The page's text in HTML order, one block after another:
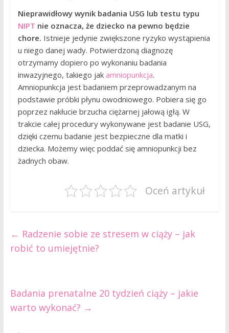
Nieprawidłowy wynik badania USG lub testu typu
NIPT nie oznacza, że dziecko na pewno będzie
chore. Istnieje jedynie zwiększone ryzyko wystąpienia
u niego danej wady. Potwierdzoną diagnozę
otrzymamy dopiero po wykonaniu badania
inwazyjnego, takiego jak amniopunkcja.
Amniopunkcja jest badaniem przeprowadzanym na
podstawie próbki płynu owodniowego. Pobiera się go
poprzez nakłucie brzucha ciężarnej jałową igłą. W
trakcie całej procedury wykonywane jest badanie USG,
dzięki czemu badanie jest bezpieczne dla matki i
dziecka. Możemy więc poddać się amniopunkcji bez
żadnych obaw.
Oceń artykuł
← Radzenie sobie ze stresem w ciąży – jak
robić to umiejętnie?
Badania prenatalne 20 tydzień ciąży – jakie
warto wykonać? →